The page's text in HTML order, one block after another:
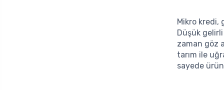
Mikro kredi,
Düşük
zaman göz
tarım ile
sayede